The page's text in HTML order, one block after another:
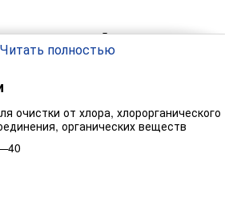
очистки до 5 мкм.
Типоразмер:
фильтрации:
Читать полностью
очистки от хлора, хлорорганического
органических веществ